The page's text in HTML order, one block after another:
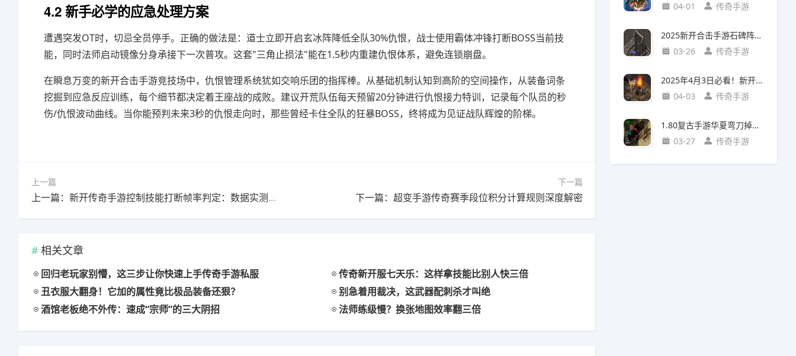
4.2 新手必学的应急处理方案
遭遇突发OT时，切忌全员停手。正确的做法是：道士立即开启玄冰阵降低全队30%仇恨，战士使用霸体冲锋打断BOSS当前技
能，同时法师启动镜像分身承接下一次普攻。这套"三角止损法"能在1.5秒内重建仇恨体系，避免连锁崩盘。
在瞬息万变的新开合击手游竞技场中，仇恨管理系统犹如交响乐团的指挥棒。从基础机制认知到高阶的空间操作，从装备词条
挖掘到应急反应训练，每个细节都决定着王座战的成败。建议开荒队伍每天预留20分钟进行仇恨接力特训，记录每个队员的秒
伤/仇恨波动曲线。当你能预判未来3秒的仇恨走向时，那些曾经卡住全队的狂暴BOSS，终将成为见证战队辉煌的阶梯。
上一篇
上一篇：新开传奇手游控制技能打断帧率判定：数据实测与进阶技巧
下一篇
下一篇：超变手游传奇赛季段位积分计算规则深度解密
相关文章
回归老玩家别懵，这三步让你快速上手传奇手游私服
传奇新开服七天乐：这样拿技能比别人快三倍
丑衣服大翻身！它加的属性竟比极品装备还狠？
别急着用裁决，这武器配刺杀才叫绝
酒馆老板绝不外传：速成“宗师”的三大阴招
法师练级慢？换张地图效率翻三倍
04-01
传奇手游
2025新开合击手游石碑阵通关攻略：五大必备条件实测解析
03-26
传奇手游
2025年4月3日必看！新开复古传奇烤火全解：你以为只是回血？
04-03
传奇手游
1.80复古手游华夏弯刀掉落攻略：地图与怪物全解析
03-27
传奇手游